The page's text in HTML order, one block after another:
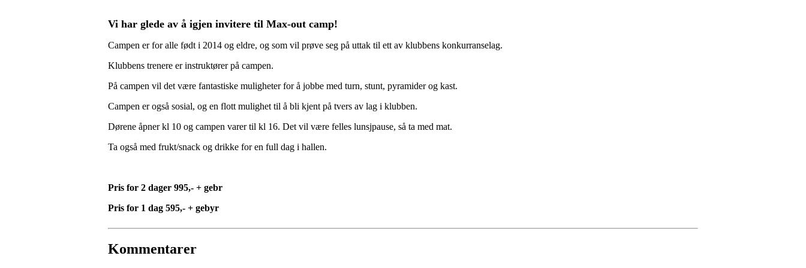
Vi har glede av å igjen invitere til Max-out camp!
Campen er for alle født i 2014 og eldre, og som vil prøve seg på uttak til ett av klubbens konkurranselag.
Klubbens trenere er instruktører på campen.
På campen vil det være fantastiske muligheter for å jobbe med turn, stunt, pyramider og kast.
Campen er også sosial, og en flott mulighet til å bli kjent på tvers av lag i klubben.
Dørene åpner kl 10 og campen varer til kl 16. Det vil være felles lunsjpause, så ta med mat.
Ta også med frukt/snack og drikke for en full dag i hallen.
Pris for 2 dager 995,- + gebr
Pris for 1 dag 595,- + gebyr
Kommentarer